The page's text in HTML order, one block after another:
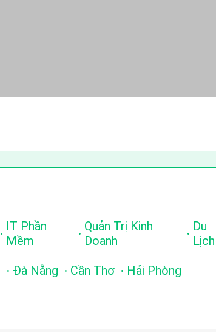
. IT Phần
Mềm
. Quản Trị Kinh
Doanh
. Du
Lịch
. Đà Nẵng . Cần Thơ . Hải Phòng